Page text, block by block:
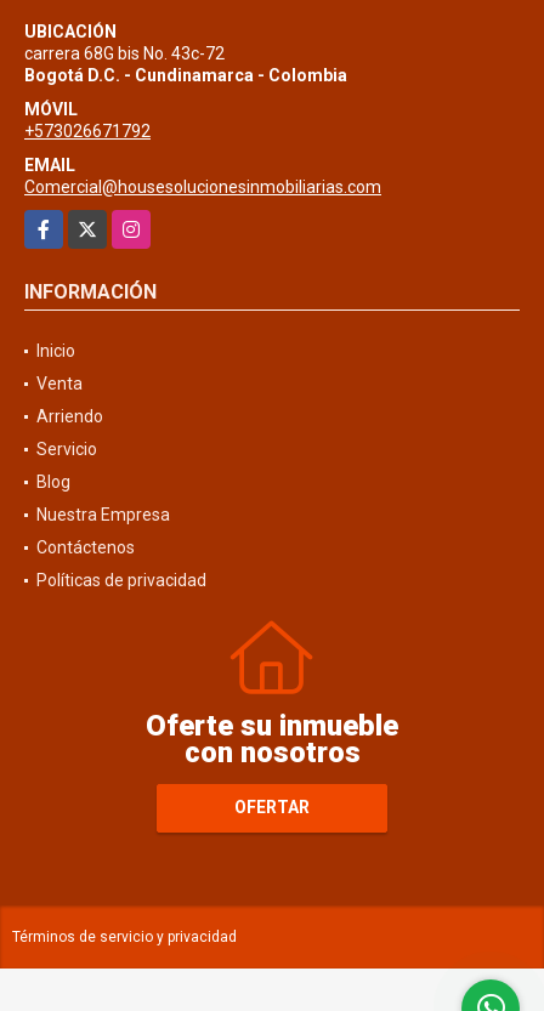
UBICACIÓN
carrera 68G bis No. 43c-72
Bogotá D.C. - Cundinamarca - Colombia
MÓVIL
+573026671792
EMAIL
Comercial@housesolucionesinmobiliarias.com
Facebook
Instagram
INFORMACIÓN
Inicio
Venta
Arriendo
Servicio
Blog
Nuestra Empresa
Contáctenos
Políticas de privacidad
Oferte su inmueble
con nosotros
OFERTAR
Términos de servicio y privacidad